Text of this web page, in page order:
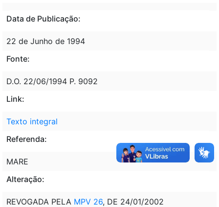
Data de Publicação:
22 de Junho de 1994
Fonte:
D.O. 22/06/1994 P. 9092
Link:
Texto integral
Referenda:
MARE
Alteração:
REVOGADA PELA MPV 26, DE 24/01/2002